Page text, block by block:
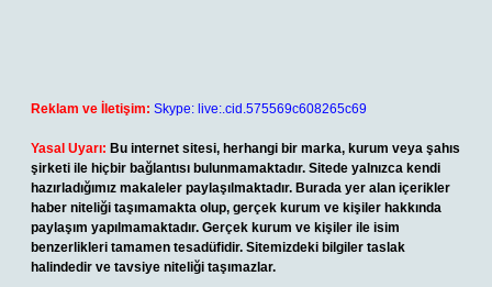
Reklam ve İletişim: Skype: live:.cid.575569c608265c69
Yasal Uyarı: Bu internet sitesi, herhangi bir marka, kurum veya şahıs
şirketi ile hiçbir bağlantısı bulunmamaktadır. Sitede yalnızca kendi
hazırladığımız makaleler paylaşılmaktadır. Burada yer alan içerikler
haber niteliği taşımamakta olup, gerçek kurum ve kişiler hakkında
paylaşım yapılmamaktadır. Gerçek kurum ve kişiler ile isim
benzerlikleri tamamen tesadüfidir. Sitemizdeki bilgiler taslak
halindedir ve tavsiye niteliği taşımazlar.